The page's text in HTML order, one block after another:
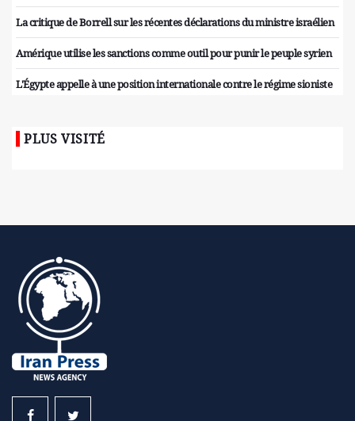
La critique de Borrell sur les récentes déclarations du ministre israélien
Amérique utilise les sanctions comme outil pour punir le peuple syrien
L'Égypte appelle à une position internationale contre le régime sioniste
PLUS VISITÉ